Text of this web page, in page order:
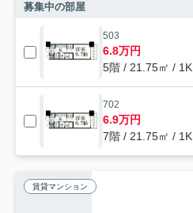
募集中の部屋
503
6.8万円
5階 / 21.75㎡ / 1K
702
6.9万円
7階 / 21.75㎡ / 1K
賃貸マンション